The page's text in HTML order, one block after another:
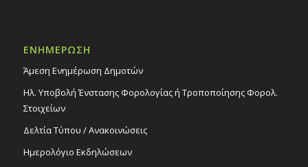
ΕΝΗΜΕΡΩΣΗ
Άμεση Ενημέρωση Δημοτών
Ηλ. Υποβολή Ένστασης Φορολογίας ή Τροποποίησης Φορολ.
Στοιχείων
Δελτία Τύπου / Ανακοινώσεις
Ημερολόγιο Εκδηλώσεων